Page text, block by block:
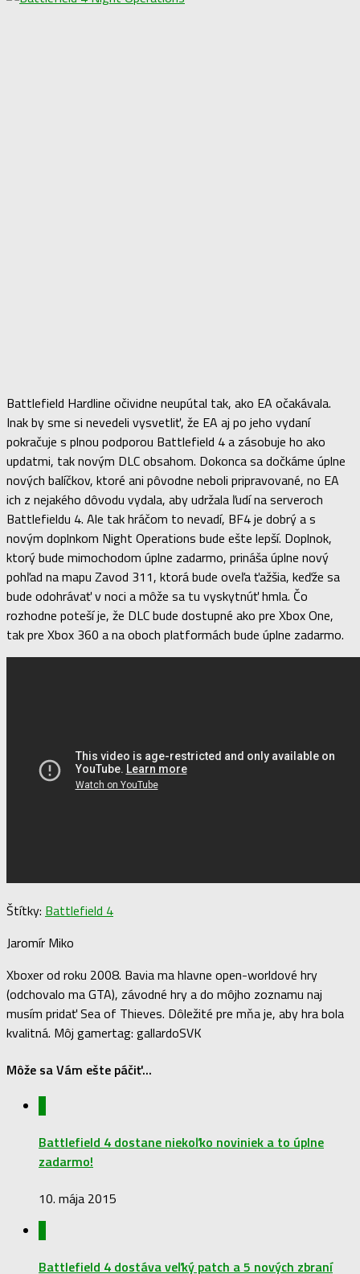
Battlefield Hardline očividne neupútal tak, ako EA očakávala.
Inak by sme si nevedeli vysvetliť, že EA aj po jeho vydaní
pokračuje s plnou podporou Battlefield 4 a zásobuje ho ako
updatmi, tak novým DLC obsahom. Dokonca sa dočkáme úplne
nových balíčkov, ktoré ani pôvodne neboli pripravované, no EA
ich z nejakého dôvodu vydala, aby udržala ľudí na serveroch
Battlefieldu 4. Ale tak hráčom to nevadí, BF4 je dobrý a s
novým doplnkom Night Operations bude ešte lepší. Doplnok,
ktorý bude mimochodom úplne zadarmo, prináša úplne nový
pohľad na mapu Zavod 311, ktorá bude oveľa ťažšia, keďže sa
bude odohrávať v noci a môže sa tu vyskytnúť hmla. Čo
rozhodne poteší je, že DLC bude dostupné ako pre Xbox One,
tak pre Xbox 360 a na oboch platformách bude úplne zadarmo.
Štítky: Battlefield 4
Jaromír Miko
Xboxer od roku 2008. Bavia ma hlavne open-worldové hry
(odchovalo ma GTA), závodné hry a do môjho zoznamu naj
musím pridať Sea of Thieves. Dôležité pre mňa je, aby hra bola
kvalitná. Môj gamertag: gallardoSVK
Môže sa Vám ešte páčiť...
Battlefield 4 dostane niekoľko noviniek a to úplne
zadarmo!
10. mája 2015
Battlefield 4 dostáva veľký patch a 5 nových zbraní